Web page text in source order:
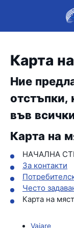
Карта
Ние
отстъпки,
във
Карта на
НАЧАЛНА
За контакти
Често
Карта на
Vaiare